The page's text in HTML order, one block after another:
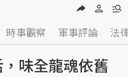
時事觀察 軍事評論 法
味全龍魂依舊